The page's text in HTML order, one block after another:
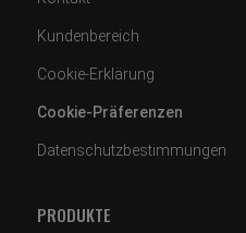
Kundenbereich
Cookie-Erklärung
Cookie-Präferenzen
Datenschutzbestimmungen
PRODUKTE